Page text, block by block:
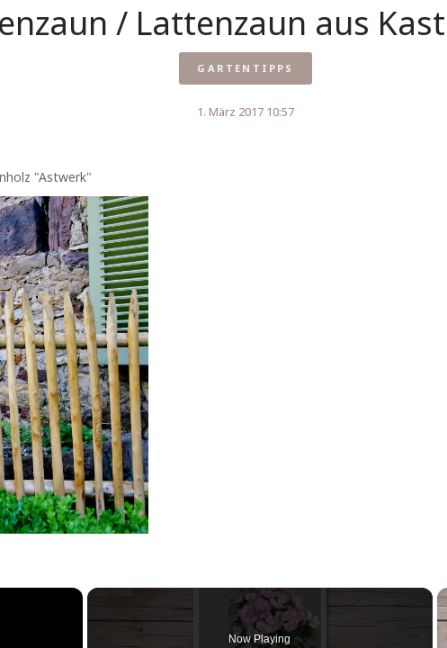
/ Lattenzaun aus
GARTENTIPPS
1. März 2017 10:57
"Astwerk"
×
Now Playing